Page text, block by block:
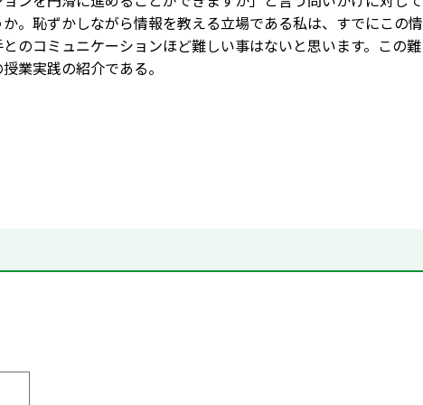
。恥ずかしながら情報を教える立場である私は、すでにこの
のコミュニケーションほど難しい事はないと思います。この
業実践の紹介である。